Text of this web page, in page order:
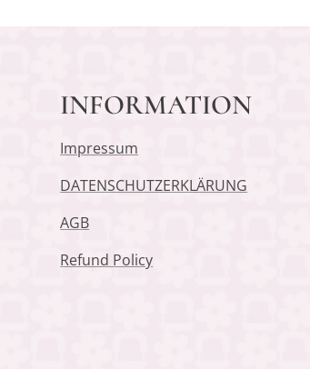
INFORMATION
Impressum
DATENSCHUTZERKLÄRUNG
AGB
Refund Policy